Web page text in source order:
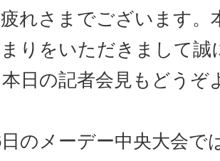
れさまでございます。
りをいただきまして誠
日の記者会見もどうぞ
のメーデー中央大会で